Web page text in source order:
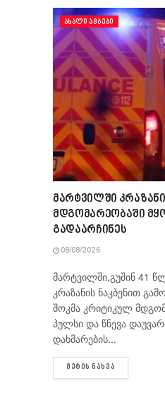
ᲐᲮᲐᲚᲘ ᲐᲛᲑᲔᲑᲘ
მარტვილში
მდგომარეობაში
გადაარჩინეს
08/08/2026
მარტვილში,გუშინ 41
კრაზანის ნაკბენით
შოკმა კრიტიკულ
პულსი და წნევა
დახმარების...
ᲛᲔᲢᲘᲡ ᲜᲐᲮᲕᲐ